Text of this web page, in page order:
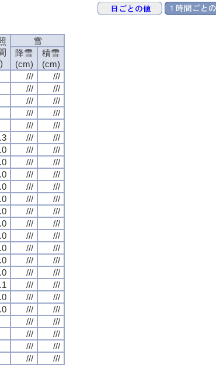
雪
降雪
(cm)
積雪
(cm)
///
///
///
///
///
///
///
///
///
///
///
///
///
///
///
///
///
///
///
///
///
///
///
///
///
///
///
///
///
///
///
///
///
///
///
///
///
///
///
///
///
///
///
///
///
///
/// ///